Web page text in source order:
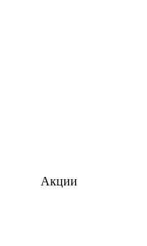
Акции